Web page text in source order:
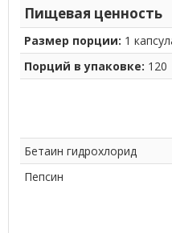
Пищевая ценность
Размер порции: 1
Порций в упаковке: 120
Бетаин гидрохлорид
Пепсин